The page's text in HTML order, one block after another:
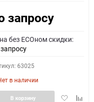
4 - прямая
запросу
без ECOном скидки:
63025
в наличии
Добавить
В корзину